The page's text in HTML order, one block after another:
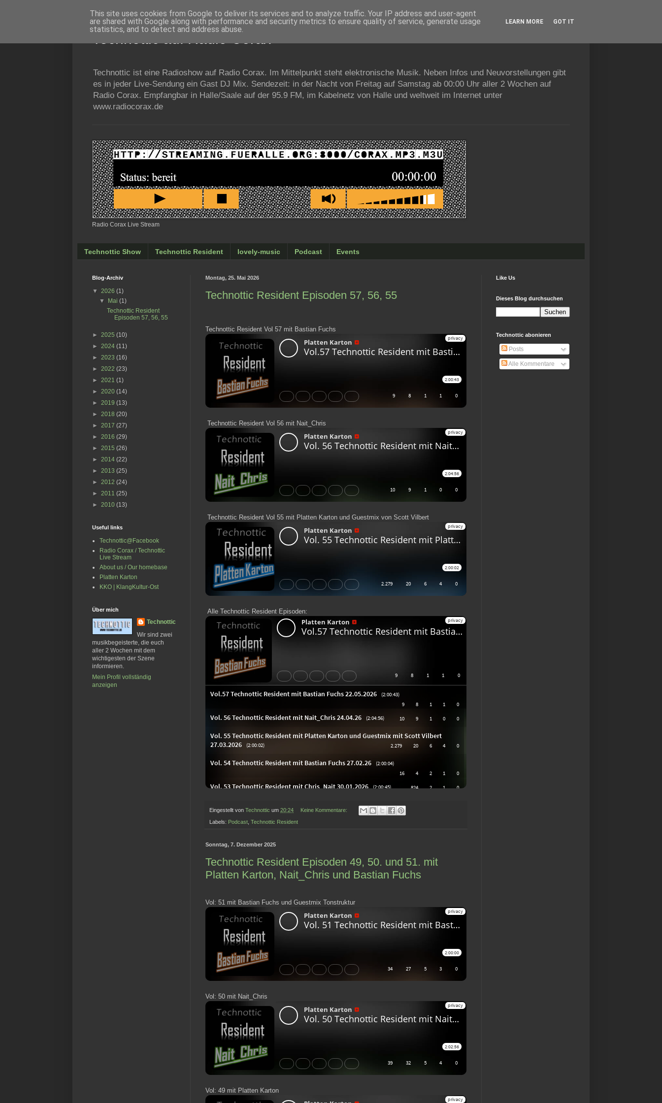
Technottic auf Radio Corax
Technottic ist eine Radioshow auf Radio Corax. Im Mittelpunkt steht elektronische Musik. Neben Infos und Neuvorstellungen gibt
es in jeder Live-Sendung ein Gast DJ Mix. Sendezeit: in der Nacht von Freitag auf Samstag ab 00:00 Uhr aller 2 Wochen auf
Radio Corax. Empfangbar in Halle/Saale auf der 95.9 FM, im Kabelnetz von Halle und weltweit im Internet unter
www.radiocorax.de
Radio Corax Live Stream
Technottic Show Technottic Resident lovely-music Podcast Events
Montag, 25. Mai 2026
Technottic Resident Episoden 57, 56, 55
Technottic Resident Vol 57 mit Bastian Fuchs
Technottic Resident Vol 56 mit Nait_Chris
Technottic Resident Vol 55 mit Platten Karton und Guestmix von Scott Vilbert
Alle Technottic Resident Episoden:
Eingestellt von Technottic um 20:24 Keine Kommentare:
Labels: Podcast, Technottic Resident
Sonntag, 7. Dezember 2025
Technottic Resident Episoden 49, 50. und 51. mit
Platten Karton, Nait_Chris und Bastian Fuchs
Vol: 51 mit Bastian Fuchs und Guestmix Tonstruktur
Vol: 50 mit Nait_Chris
Vol: 49 mit Platten Karton
Blog-Archiv
▼ 2026 (1)
▼
Mai(1)
Technottic Resident
Episoden 57, 56, 55
► 2025 (10)
► 2024 (11)
► 2023 (16)
► 2022 (23)
► 2021 (1)
► 2020 (14)
► 2019 (13)
► 2018 (20)
► 2017 (27)
► 2016 (29)
► 2015 (26)
► 2014 (22)
► 2013 (25)
► 2012 (24)
► 2011 (25)
► 2010 (13)
Useful links
Technottic@Facebook
Radio Corax / Technottic
Live Stream
About us / Our homebase
Platten Karton
KKO | KlangKultur-Ost
Über mich
Technottic
Wir sind zwei
musikbegeisterte, die euch
aller 2 Wochen mit dem
wichtigesten der Szene
informieren.
Mein Profil vollständig
anzeigen
Like Us
Dieses Blog durchsuchen
Technottic abonieren
Posts
Alle Kommentare
This site uses cookies from Google to deliver its services and to analyze traffic. Your IP address and user-agent
are shared with Google along with performance and security metrics to ensure quality of service, generate usage
statistics, and to detect and address abuse.
LEARN MORE GOT IT